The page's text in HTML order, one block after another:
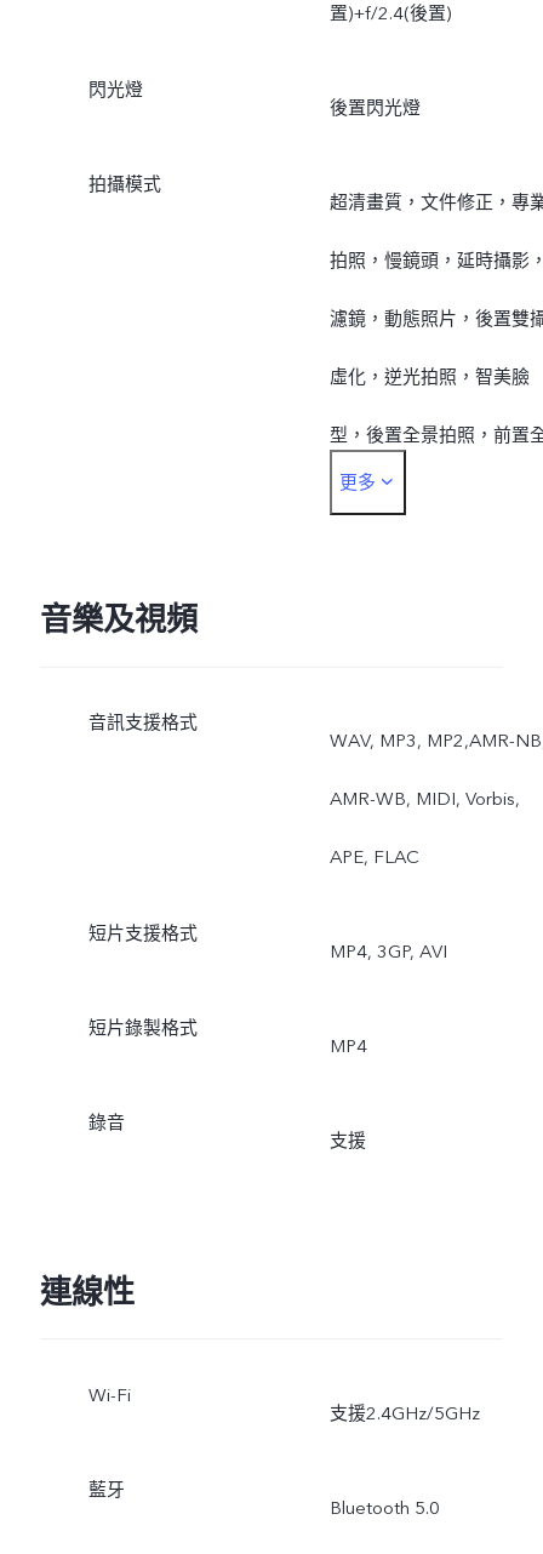
置)+f/2.4(後置)
閃光燈
後置閃光燈
拍攝模式
超清畫質，文件修正，專
拍照，慢鏡頭，延時攝影
濾鏡，動態照片，後置雙
虛化，逆光拍照，智美臉
型，後置全景拍照，前置
景拍照，手勢拍照，分性
更多
音樂及視頻
音訊支援格式
WAV, MP3, MP2,AMR-
AMR-WB, MIDI, Vorbis,
APE, FLAC
短片支援格式
MP4, 3GP, AVI
短片錄製格式
MP4
錄音
支援
連線性
Wi-Fi
支援2.4GHz/5GHz
藍牙
Bluetooth 5.0